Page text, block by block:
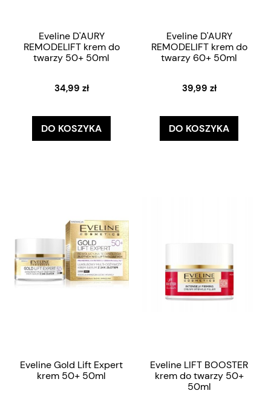
Eveline D'AURY
REMODELIFT krem do
twarzy 50+ 50ml
34,99 zł
DO KOSZYKA
Eveline D'AURY
REMODELIFT krem do
twarzy 60+ 50ml
39,99 zł
DO KOSZYKA
Eveline Gold Lift Expert
krem 50+ 50ml
Eveline LIFT BOOSTER
krem do twarzy 50+
50ml